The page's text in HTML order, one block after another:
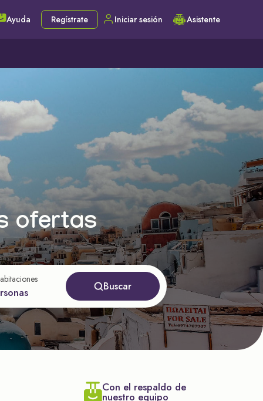
Ayuda Regístrate Iniciar sesión Asistente
ofertas
Buscar
Con el respaldo de
nuestro equipo